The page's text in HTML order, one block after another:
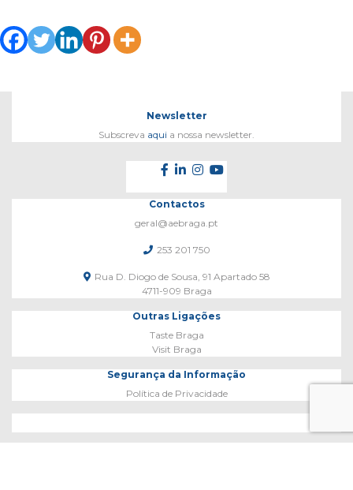
Newsletter
Subscreva aqui a nossa newsletter.
Contactos
geral@aebraga.pt
253 201 750
Rua D. Diogo de Sousa, 91 Apartado 58
4711-909 Braga
Outras Ligações
Taste Braga
Visit Braga
Segurança da Informação
Política de Privacidade